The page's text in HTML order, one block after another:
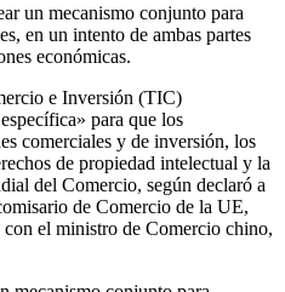
un mecanismo conjunto para
en un intento de ambas partes
económicas.
e Inversión (TIC)
para que los
comerciales y de inversión, los
de propiedad intelectual y la
del Comercio, según declaró a
de Comercio de la UE,
con el ministro de Comercio chino,